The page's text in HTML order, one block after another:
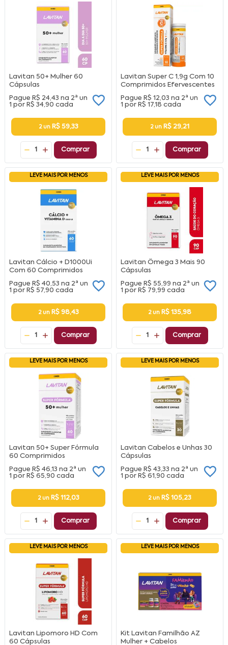
Lavitan 50+ Mulher 60
Cápsulas
Pague R$ 24,43 na 2ª un
1 por R$ 34,90 cada
2 un R$ 59,33
1 Comprar
Lavitan Super C 1,9g Com 10
Comprimidos Efervescentes
Pague R$ 12,03 na 2ª un
1 por R$ 17,18 cada
2 un R$ 29,21
1 Comprar
LEVE MAIS POR MENOS
Lavitan Cálcio + D1000Ui
Com 60 Comprimidos
Pague R$ 40,53 na 2ª un
1 por R$ 57,90 cada
2 un R$ 98,43
1 Comprar
LEVE MAIS POR MENOS
Lavitan Ômega 3 Mais 90
Cápsulas
Pague R$ 55,99 na 2ª un
1 por R$ 79,99 cada
2 un R$ 135,98
1 Comprar
LEVE MAIS POR MENOS
Lavitan 50+ Super Fórmula
60 Comprimidos
Pague R$ 46,13 na 2ª un
1 por R$ 65,90 cada
2 un R$ 112,03
1 Comprar
LEVE MAIS POR MENOS
Lavitan Cabelos e Unhas 30
Cápsulas
Pague R$ 43,33 na 2ª un
1 por R$ 61,90 cada
2 un R$ 105,23
1 Comprar
LEVE MAIS POR MENOS
Lavitan Lipomoro HD Com
60 Cápsulas
LEVE MAIS POR MENOS
Kit Lavitan Familhão AZ
Mulher + Cabelos